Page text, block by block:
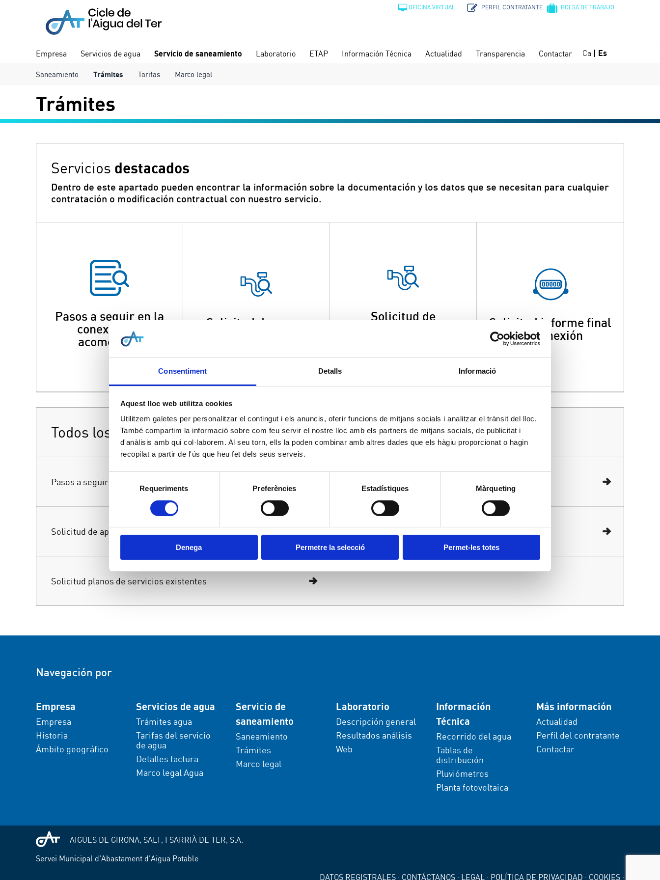
Consentiment Detalls Informació
Aquest lloc web utilitza cookies
Utilitzem galetes per personalitzar el contingut i els anuncis, oferir funcions de mitjans socials i analitzar el trànsit del lloc.
També compartim la informació sobre com feu servir el nostre lloc amb els partners de mitjans socials, de publicitat i
d'anàlisis amb qui col·laborem. Al seu torn, ells la poden combinar amb altres dades que els hàgiu proporcionat o hagin
recopilat a partir de l'ús que heu fet dels seus serveis.
consentiment
Requeriments Preferències Estadístiques Màrqueting
Denega Permetre la selecció Permet-les totes
Ca Es
OFICINA VIRTUAL PERFIL CONTRATANTE BOLSA DE TRABAJO
Empresa Servicios de agua Servicio de saneamiento
Saneamiento Trámites Tarifas Marco legal
Laboratorio ETAP Información Técnica Actualidad Transparencia Contactar
Trámites
Servicios destacados
Dentro de este apartado pueden encontrar la información sobre la documentación y los datos que se necesitan para cualquier
contratación o modificación contractual con nuestro servicio.
Pasos a seguir en la
conexión de
acometidas
Solicitud de nueva
Solicitud de
Solicitud informe final
de conexión
Todos los Servicios
Pasos a seguir en la conexión de acometidas
Solicitud de aprovechamiento de conexión existente
Solicitud planos de servicios existentes
Navegación por
Empresa
Empresa
Historia
Ámbito geográfico
Servicios de agua
Trámites agua
Tarifas del servicio
de agua
Detalles factura
Marco legal Agua
Servicio de
saneamiento
Saneamiento
Trámites
Marco legal
Laboratorio
Descripción general
Resultados análisis
Web
Información
Técnica
Recorrido del agua
Tablas de
distribución
Pluviómetros
Planta fotovoltaica
Más información
Actualidad
Perfil del contratante
Contactar
AIGÜES DE GIRONA, SALT, I SARRIÀ DE TER, S.A.
Servei Municipal d'Abastament d'Aigua Potable
DATOS REGISTRALES · CONTÁCTANOS · LEGAL · POLÍTICA DE PRIVACIDAD · COOKIES ·